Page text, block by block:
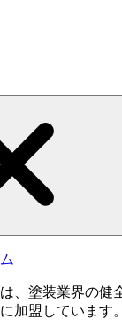
、塗装業界の健
加盟しています。